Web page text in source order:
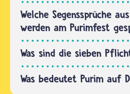
Juden…
bestärkt
sie in
ihrem
Glauben
daran,
dass…
Welche Segenssprüche
werden am Purimfest
Was sind die sieben
Was bedeutet Purim auf